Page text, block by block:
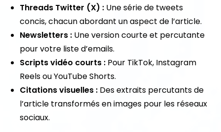
Threads Twitter (X) : Une série de tweets
concis, chacun abordant un aspect de l’article.
Newsletters : Une version courte et percutante
pour votre liste d’emails.
Scripts vidéo courts : Pour TikTok, Instagram
Reels ou YouTube Shorts.
Citations visuelles : Des extraits percutants de
l’article transformés en images pour les réseaux
sociaux.